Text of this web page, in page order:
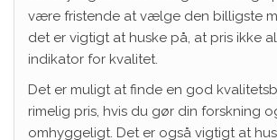
være fristende at vælge den billigste
det er vigtigt at huske på, at pris ikke
indikator for kvalitet.
Det er muligt at finde en god
rimelig pris, hvis du gør din forskning
omhyggeligt. Det er også vigtigt at